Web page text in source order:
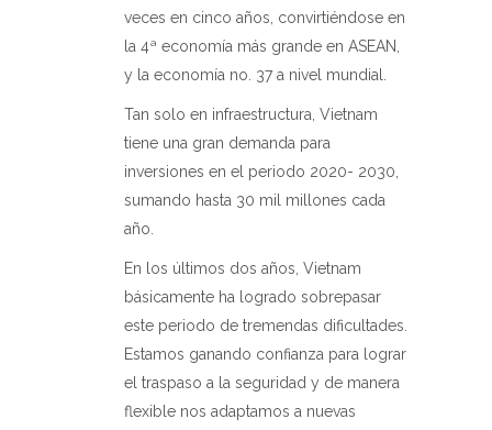
veces en cinco años, convirtiéndose en
la 4ª economía más grande en ASEAN,
y la economía no. 37 a nivel mundial.
Tan solo en infraestructura, Vietnam
tiene una gran demanda para
inversiones en el periodo 2020- 2030,
sumando hasta 30 mil millones cada
año.
En los últimos dos años, Vietnam
básicamente ha logrado sobrepasar
este periodo de tremendas dificultades.
Estamos ganando confianza para lograr
el traspaso a la seguridad y de manera
flexible nos adaptamos a nuevas